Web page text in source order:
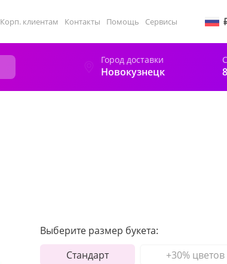
Корп. клиентам Контакты Помощь Сервисы
Город доставки
Новокузнецк
Выберите размер букета:
Стандарт
+30% цветов